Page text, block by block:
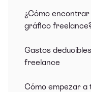
¿Cómo
gráfico
Gastos
freelance
Cómo empezar